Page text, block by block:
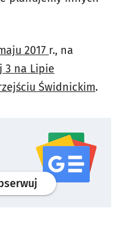
2017 r., na
3 na Lipie
Świdnickim.
profilgoogle news